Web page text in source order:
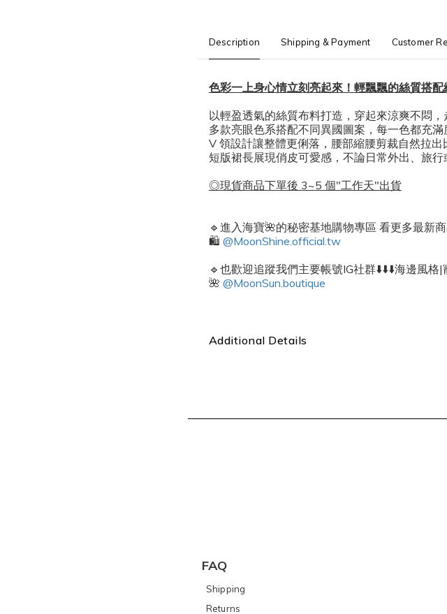
Description Shipping & Payment Customer
色彩一上身心情立刻亮起來！輕飄飄的絲質搭
以輕盈透氣的絲質布料打造，穿起來涼爽不悶
多款亮眼色系搭配不同異國圖案，每一色都充滿
V 領設計讓整體更俐落，腰部縮腰剪裁自然拉出
短版裙長展現俏皮可愛感，不論日常外出、旅
◎現貨商品下單後 3~5 個"工作天"出貨
🔹進入海寶🌺的秘密基地購物專區 看更多最新
🛍️ @MoonShine.official.tw
🔹也歡迎追蹤我們主要帳號IG社群⬇️⬇️⬇️海邊風格
🌺 @MoonSun.boutique
Additional Details
FAQ
Shipping
Returns